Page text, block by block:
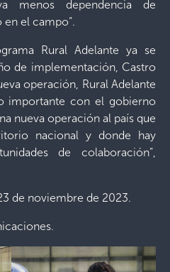
menos dependencia de
el campo”.
Rural Adelante ya se
de implementación, Castro
operación, Rural Adelante
importante con el gobierno
nueva operación al país que
nacional y donde hay
de colaboración”,
de noviembre de 2023.